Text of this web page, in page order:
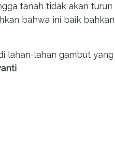
tanah tidak akan turun
bahwa ini baik bahkan
lahan-lahan gambut yang